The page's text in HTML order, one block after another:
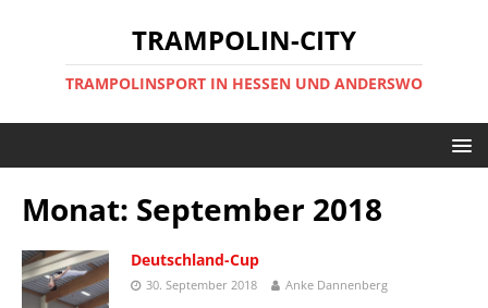
TRAMPOLIN-CITY
TRAMPOLINSPORT IN HESSEN UND ANDERSWO
Monat: September 2018
Deutschland-Cup
30. September 2018 Anke Dannenberg